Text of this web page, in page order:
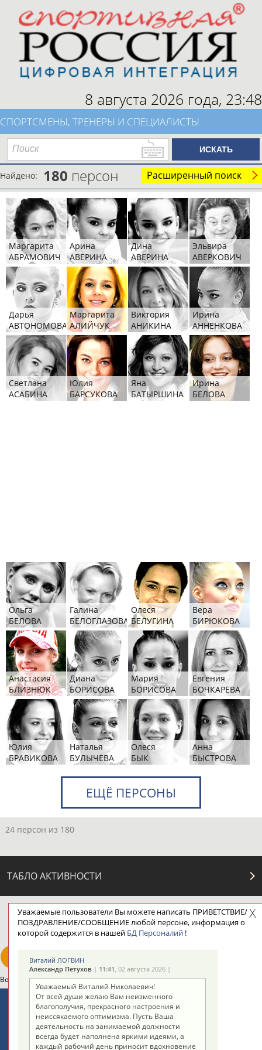
8 августа 2026 года, 23:48
СПОРТСМЕНЫ, ТРЕНЕРЫ И СПЕЦИАЛИСТЫ
Найдено: 180 персон Расширенный поиск
Маргарита
АБРАМОВИЧ
Арина
АВЕРИНА
Дина
АВЕРИНА
Эльвира
АВЕРКОВИЧ
Дарья
АВТОНОМОВА
Маргарита
АЛИЙЧУК
Виктория
АНИКИНА
Ирина
АННЕНКОВА
Светлана
АСАБИНА
Юлия
БАРСУКОВА
Яна
БАТЫРШИНА
Ирина
БЕЛОВА
Ольга
БЕЛОВА
Галина
БЕЛОГЛАЗОВА
Олеся
БЕЛУГИНА
Вера
БИРЮКОВА
Анастасия
БЛИЗНЮК
Диана
БОРИСОВА
Мария
БОРИСОВА
Евгения
БОЧКАРЕВА
Юлия
БРАВИКОВА
Наталья
БУЛЫЧЕВА
Олеся
БЫК
Анна
БЫСТРОВА
24 персон из 180
ЕЩЁ ПЕРСОНЫ
ТАБЛО АКТИВНОСТИ
ЦЕЛИ ПРОЕКТА КОНТАКТЫ НАШИ КНОПКИ РЕКЛАМА
Вопросы сотрудничества и совместной деятельностиinform@infosport.ru
Стадион, 1998-2026
Адресов в новостной рассылке: 996
Подпишись
Уважаемые пользователи Вы можете написать ПРИВЕТСТВИЕ/
ПОЗДРАВЛЕНИЕ/СООБЩЕНИЕ любой персоне, информация о
которой содержится в нашей БД Персоналий!
Виталий ЛОГВИН
Александр Петухов| 11:41, 02 августа 2026 |
Уважаемый Виталий Николаевич!
От всей души желаю Вам неизменного
благополучия, прекрасного настроения и
неиссякаемого оптимизма. Пусть Ваша
деятельность на занимаемой должности
всегда будет наполнена яркими идеями, а
каждый рабочий день приносит вдохновение